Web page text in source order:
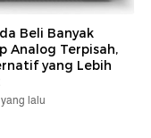
Beli Banyak
Analog Terpisah,
yang Lebih
lalu